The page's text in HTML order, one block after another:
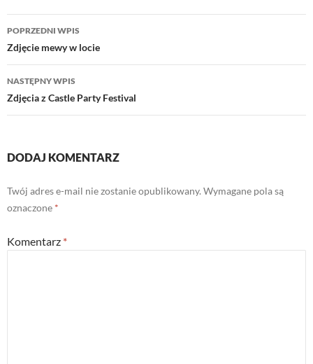
Nawigacja
wpisu
POPRZEDNI WPIS
Zdjęcie mewy w locie
NASTĘPNY WPIS
Zdjęcia z Castle Party Festival
DODAJ KOMENTARZ
Twój adres e-mail nie zostanie opublikowany. Wymagane pola są
oznaczone *
Komentarz *